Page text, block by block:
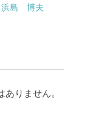
島 博夫
りません。